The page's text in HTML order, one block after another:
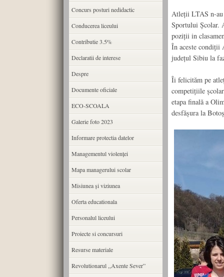
Atleții LTAS n-au
Sportului Școlar.
poziții in
În aceste condiții
județul Sibiu la
Îi felicităm pe
competițiile
etapa finală a
desfășura la
Concurs posturi nedidactic
Conducerea liceului
Contributie 3.5%
Declaratii de interese
Despre
Documente oficiale
ECO-SCOALA
Galerie foto 2023
Informare protectia datelor
Managementul violenței
Mapa managerului scolar
Misiunea şi viziunea
Oferta educationala
Personalul liceului
Proiecte si concursuri
Resurse materiale
Revolutionarul ,,Axente Sever”